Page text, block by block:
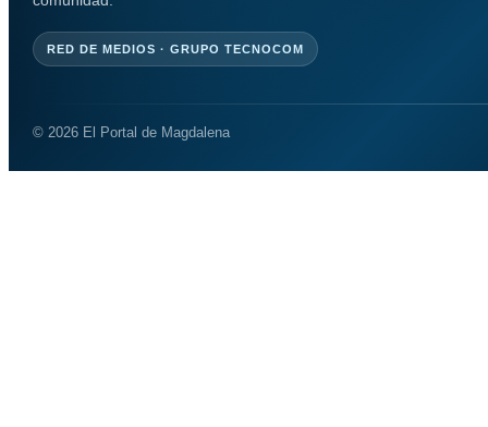
RED DE MEDIOS · GRUPO TECNOCOM
© 2026 El Portal de Magdalena